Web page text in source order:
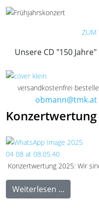
ZUM
Unsere CD "150 Jahre"
versandkostenfrei
obmann@tmk.at
Konzertwertung
Konzertwertung 2025: Wir
Weiterlesen ...